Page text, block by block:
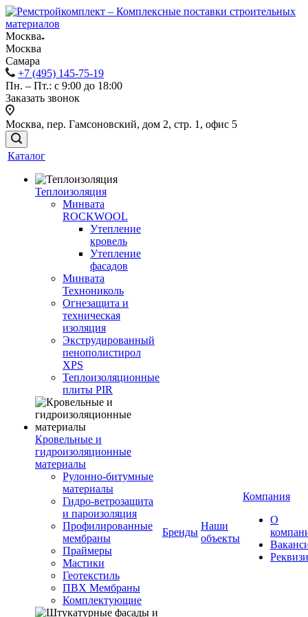
Москва
Москва
Самара
+7 (495) 145-75-19
Пн. – Пт.: с 9:00 до 18:00
Заказать звонок
Москва, пер. Гамсоновский, дом 2, стр. 1, офис 5
Каталог
Теплоизоляция
Минвата
ROCKWOOL
Утепление
кровель
Утепление
фасадов
Минвата
Технониколь
Огнезащита и
техническая
изоляция
Экструдированный
пенополистирол
XPS
Теплоизоляционные
плиты PIR
Кровельные и
гидроизоляционные
материалы
Рулонно-битумные
материалы
Гидро-ветрозащита
и пароизоляция
Профилированные
мембраны
Праймеры
Мастики
Геотекстиль
ПВХ Мембраны
Комплектующие
Бренды
Наши
объекты
Компания
О